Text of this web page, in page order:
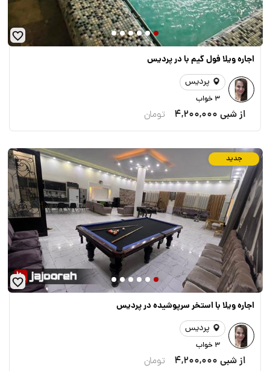
اجاره ویلا فول گیم با در پردیس
پردیس
3 خواب
از شبی 4,200,000 تومان
جدید
اجاره ویلا با استخر سرپوشیده در پردیس
پردیس
3 خواب
از شبی 4,200,000 تومان